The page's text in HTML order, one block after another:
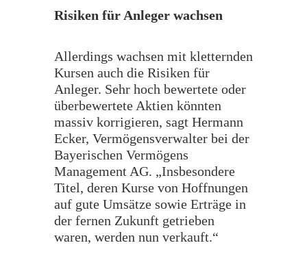
​Risiken für Anleger wachsen
Allerdings wachsen mit kletternden
Kursen auch die Risiken für
Anleger. Sehr hoch bewertete oder
überbewertete Aktien könnten
massiv korrigieren, sagt Hermann
Ecker, Vermögensverwalter bei der
Bayerischen Vermögens
Management AG. „Insbesondere
Titel, deren Kurse von Hoffnungen
auf gute Umsätze sowie Erträge in
der fernen Zukunft getrieben
waren, werden nun verkauft.“